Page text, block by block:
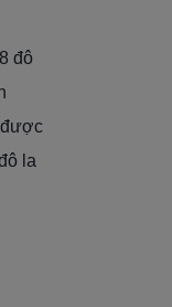
đô
được
la